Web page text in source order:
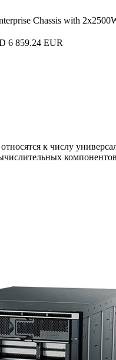
Chassis with
6 859.24 EUR
относятся к числу